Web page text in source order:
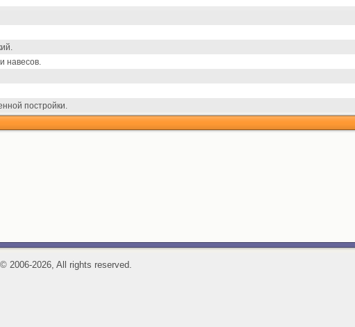
навесов.
постройки.
©2006-2026, All rights reserved.